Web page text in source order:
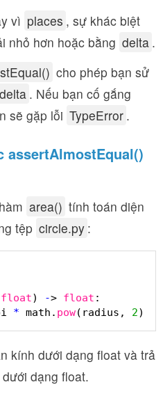
vì places , sự khác biệt
nhỏ hơn hoặc bằng delta .
cho phép bạn sử
delta . Nếu bạn cố gắng
sẽ gặp lỗi TypeError .
area() tính toán diện
tệp circle.py :
float) -> float :
* math. pow(radius, 2)
kính dưới dạng float và trả
dạng float.